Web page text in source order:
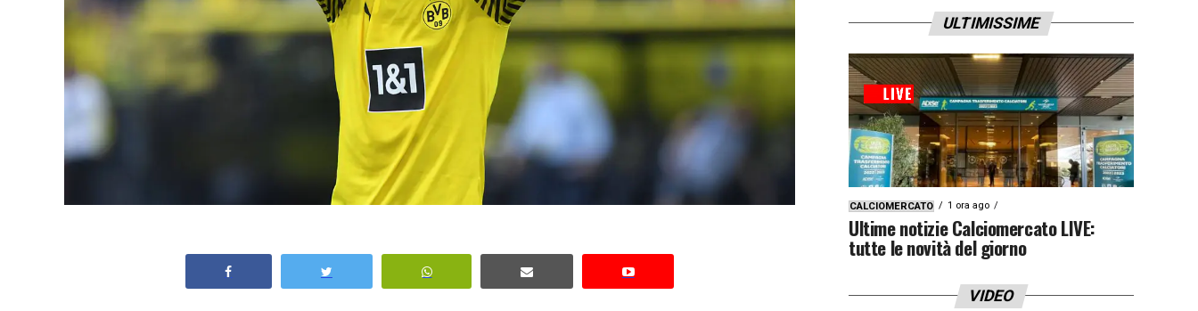
ULTIMISSIME
CALCIOMERCATO 1 ora ago
Ultime notizie Calciomercato LIVE:
tutte le novità del giorno
VIDEO